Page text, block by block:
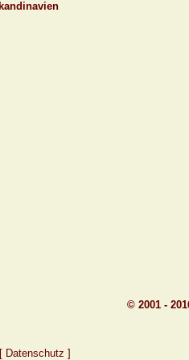
© 2001 -
[ Datenschutz ]